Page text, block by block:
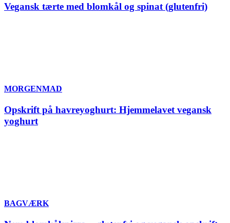
Vegansk tærte med blomkål og spinat (glutenfri)
MORGENMAD
Opskrift på havreyoghurt: Hjemmelavet vegansk
yoghurt
BAGVÆRK